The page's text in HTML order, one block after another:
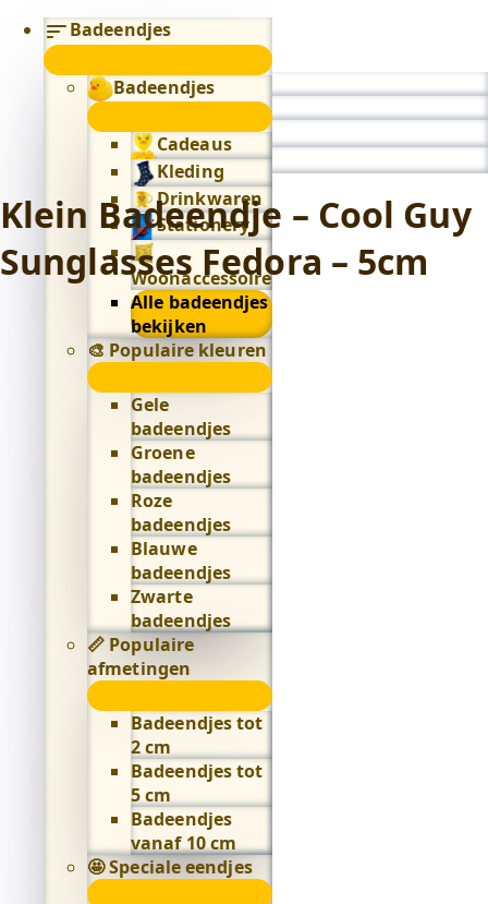
Badeendjes
Badeendjes
Cadeaus
Kleding
Drinkwaren
Stationery
Woonaccessoires
Alle badeendjes
bekijken
🎨 Populaire kleuren
Populaire
kleuren
submenu
Gele
badeendjes
Groene
badeendjes
Roze
badeendjes
Blauwe
badeendjes
Zwarte
badeendjes
📏 Populaire
afmetingen
Populaire
submenu
Badeendjes tot
2 cm
Badeendjes tot
5 cm
Badeendjes
vanaf 10 cm
🤩 Speciale eendjes
Klein Badeendje – Cool Guy
Sunglasses Fedora – 5cm